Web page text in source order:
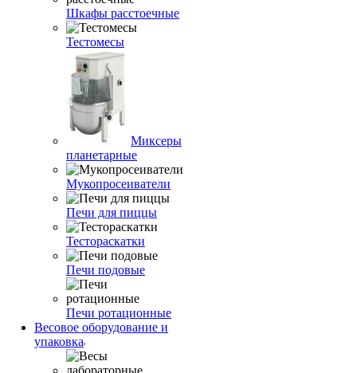
Шкафы расстоечные
Тестомесы
Миксеры
планетарные
Мукопросеиватели
Печи для пиццы
Тестораскатки
Печи подовые
Печи ротационные
Весовое оборудование и
упаковка